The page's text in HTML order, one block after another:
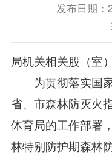
发布日期：
局机关相关股（室
为贯彻落实国家
省、市森林防灭火
体育局的工作部署
林特别防护期森林